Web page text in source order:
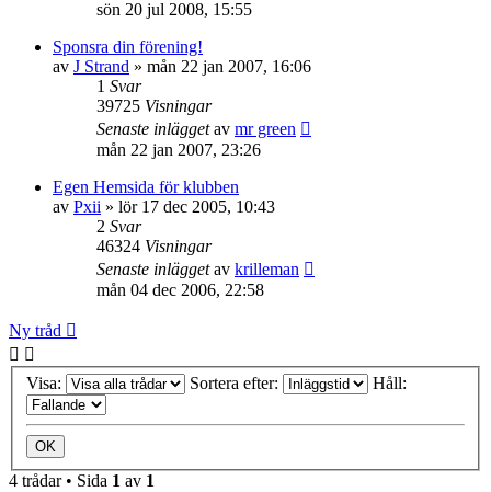
sön 20 jul 2008, 15:55
Sponsra din förening!
av J Strand » mån 22 jan 2007, 16:06
1 Svar
39725 Visningar
Senaste inläggetav mr green
mån 22 jan 2007, 23:26
Egen Hemsida för klubben
av Pxii » lör 17 dec 2005, 10:43
2 Svar
46324 Visningar
Senaste inläggetav krilleman
mån 04 dec 2006, 22:58
Ny tråd
Visa: Sortera efter: Håll:
4 trådar • Sida 1 av 1